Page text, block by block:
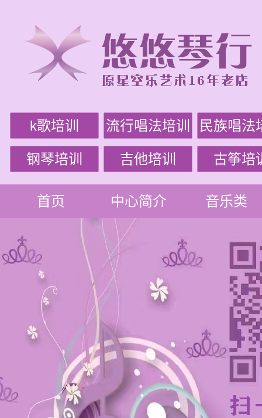
k歌培训 流行唱法培训 民族唱法
钢琴培训 吉他培训 古筝培
首页 中心简介 音乐类